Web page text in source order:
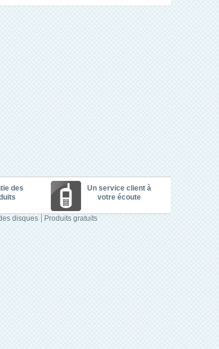
des
Un service client à
votre écoute
disques Produits gratuits